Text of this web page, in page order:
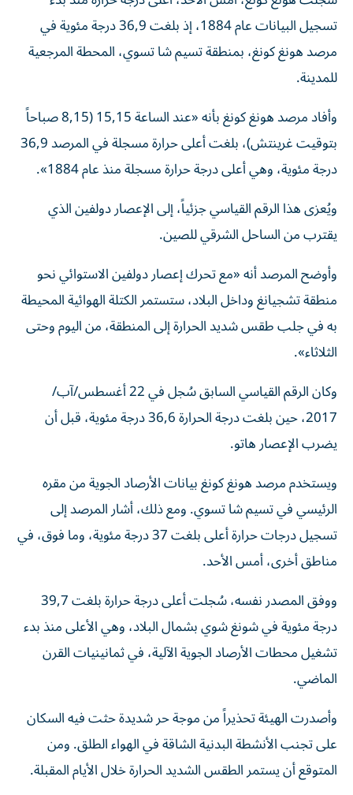
تسجيل البيانات عام 1884، إذ بلغت 36,9 درجة مئوية في
مرصد هونغ كونغ، بمنطقة تسيم شا تسوي، المحطة المرجعية
للمدينة.
وأفاد مرصد هونغ كونغ بأنه «عند الساعة 15,15 (8,15 صباحاً
بتوقيت غرينتش)، بلغت أعلى حرارة مسجلة في المرصد 36,9
درجة مئوية، وهي أعلى درجة حرارة مسجلة منذ عام 1884».
ويُعزى هذا الرقم القياسي جزئياً، إلى الإعصار دولفين الذي
يقترب من الساحل الشرقي للصين.
وأوضح المرصد أنه «مع تحرك إعصار دولفين الاستوائي نحو
منطقة تشجيانغ وداخل البلاد، ستستمر الكتلة الهوائية المحيطة
به في جلب طقس شديد الحرارة إلى المنطقة، من اليوم وحتى
الثلاثاء».
وكان الرقم القياسي السابق سُجل في 22 أغسطس/آب/
2017، حين بلغت درجة الحرارة 36,6 درجة مئوية، قبل أن
يضرب الإعصار هاتو.
ويستخدم مرصد هونغ كونغ بيانات الأرصاد الجوية من مقره
الرئيسي في تسيم شا تسوي. ومع ذلك، أشار المرصد إلى
تسجيل درجات حرارة أعلى بلغت 37 درجة مئوية، وما فوق، في
مناطق أخرى، أمس الأحد.
ووفق المصدر نفسه، سُجلت أعلى درجة حرارة بلغت 39,7
درجة مئوية في شونغ شوي بشمال البلاد، وهي الأعلى منذ بدء
تشغيل محطات الأرصاد الجوية الآلية، في ثمانينيات القرن
الماضي.
وأصدرت الهيئة تحذيراً من موجة حر شديدة حثت فيه السكان
على تجنب الأنشطة البدنية الشاقة في الهواء الطلق. ومن
المتوقع أن يستمر الطقس الشديد الحرارة خلال الأيام المقبلة.